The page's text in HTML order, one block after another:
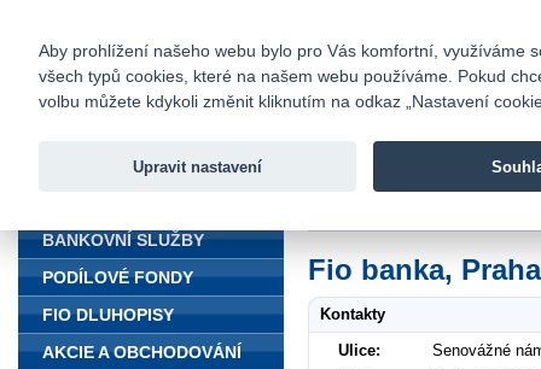
Fio banka
Fio banka
Fio banka,
Kontakty
Ulice:
Senovážné
BANKOVNÍ SLUŽBY
PODÍLOVÉ FONDY
FIO DLUHOPISY
AKCIE A OBCHODOVÁNÍ
Aby prohlížení našeho webu bylo pro Vás komfortní, využíváme
všech typů cookies, které na našem webu používáme. Pokud
volbu můžete kdykoli změnit kliknutím na odkaz „Nastavení
Upravit nastavení